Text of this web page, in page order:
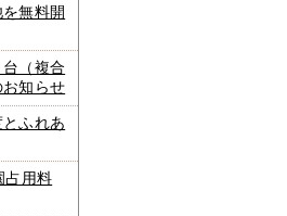
無料開
（複合
知らせ
ふれあ
占用料